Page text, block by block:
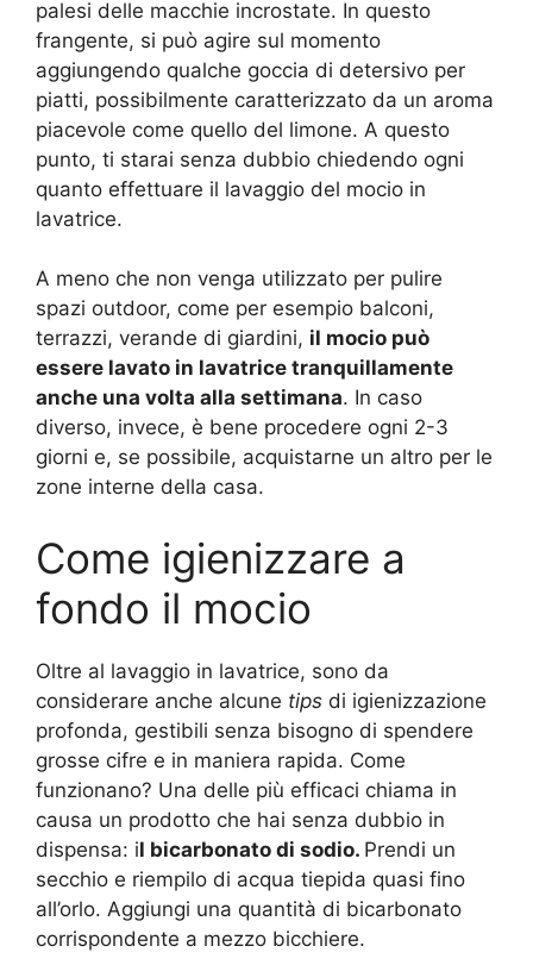
palesi delle macchie incrostate. In questo
frangente, si può agire sul momento
aggiungendo qualche goccia di detersivo per
piatti, possibilmente caratterizzato da un aroma
piacevole come quello del limone. A questo
punto, ti starai senza dubbio chiedendo ogni
quanto effettuare il lavaggio del mocio in
lavatrice.
A meno che non venga utilizzato per pulire
spazi outdoor, come per esempio balconi,
terrazzi, verande di giardini, il mocio può
essere lavato in lavatrice tranquillamente
anche una volta alla settimana. In caso
diverso, invece, è bene procedere ogni 2-3
giorni e, se possibile, acquistarne un altro per le
zone interne della casa.
Come igienizzare a
fondo il mocio
Oltre al lavaggio in lavatrice, sono da
considerare anche alcune tips di igienizzazione
profonda, gestibili senza bisogno di spendere
grosse cifre e in maniera rapida. Come
funzionano? Una delle più efficaci chiama in
causa un prodotto che hai senza dubbio in
dispensa: il bicarbonato di sodio. Prendi un
secchio e riempilo di acqua tiepida quasi fino
all’orlo. Aggiungi una quantità di bicarbonato
corrispondente a mezzo bicchiere.